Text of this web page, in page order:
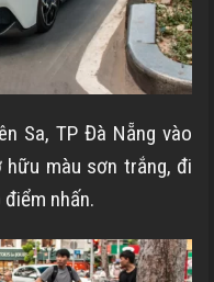
Sa, TP Đà Nẵng vào
màu sơn trắng, đi
nhấn.